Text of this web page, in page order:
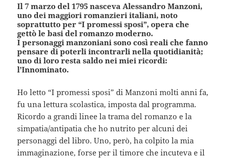
Il 7 marzo del 1795 nasceva Alessandro Manzoni,
uno dei maggiori romanzieri italiani, noto
soprattutto per “I promessi sposi”, opera che
gettò le basi del romanzo moderno.
I personaggi manzoniani sono così reali che fanno
pensare di poterli incontrarli nella quotidianità;
uno di loro resta saldo nei miei ricordi:
l’Innominato.
Ho letto “I promessi sposi” di Manzoni molti anni fa,
fu una lettura scolastica, imposta dal programma.
Ricordo a grandi linee la trama del romanzo e la
simpatia/antipatia che ho nutrito per alcuni dei
personaggi del libro. Uno, però, ha colpito la mia
immaginazione, forse per il timore che incuteva e il